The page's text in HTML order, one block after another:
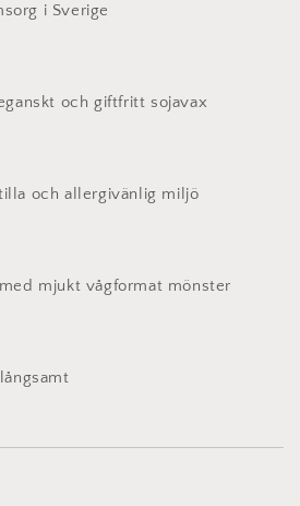
i Sverige
och giftfritt sojavax
och allergivänlig miljö
mjukt vågformat mönster